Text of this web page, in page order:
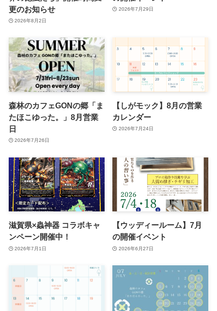
更のお知らせ
2026年8月2日
2026年7月29日
森林のカフェGONの郷「ま
たほこゆった。」8月営業
日
2026年7月26日
【しがモック】8月の営業
カレンダー
2026年7月24日
滋賀県×蟲神器 コラボキャ
ンペーン開催中！
2026年7月1日
【ウッディールーム】7月
の開催イベント
2026年6月27日